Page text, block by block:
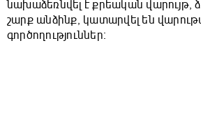
նախաձեռնվել է քրեական վարույթ,
շարք անձինք, կատարվել են
գործողություններ։